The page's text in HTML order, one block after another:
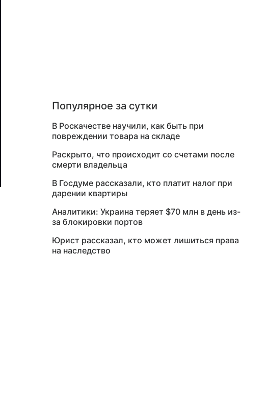
Популярное за сутки
В Роскачестве научили, как быть при
повреждении товара на складе
Раскрыто, что происходит со счетами после
смерти владельца
В Госдуме рассказали, кто платит налог при
дарении квартиры
Аналитики: Украина теряет $70 млн в день из-
за блокировки портов
Юрист рассказал, кто может лишиться права
на наследство